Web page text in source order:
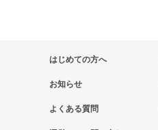
はじめての方へ
お知らせ
よくある質問